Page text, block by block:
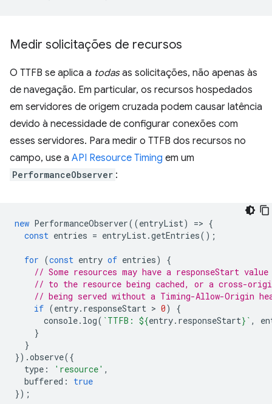
Medir solicitações de recursos
O TTFB se aplica a todasas solicitações, não apenas às
de navegação. Em particular, os recursos hospedados
em servidores de origem cruzada podem causar latência
devido à necessidade de configurar conexões com
esses servidores. Para medir o TTFB dos recursos no
campo, use a API Resource Timing em um
PerformanceObserver :
new PerformanceObserver((entryList) => {
const entries = entryList.getEntries();
for (const entry of entries)
{
// Some resources may have a responseStart
// to the resource being cached, or a cross-
// being served without a Timing-Allow-Origin
if (entry. responseStart > 0)
{
console. log( `TTFB: ${entry. responseStart} ` ,
}
}
}).observe({
type : 'resource' ,
buffered :
true
});